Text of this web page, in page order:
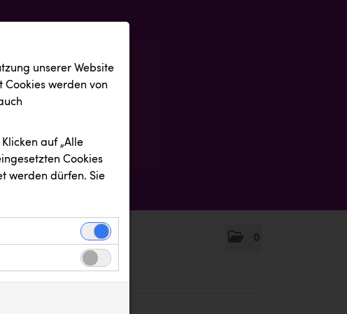
0
unserer Website
Cookies werden von
auf „Alle
Cookies
werden dürfen. Sie
die einwandfreie